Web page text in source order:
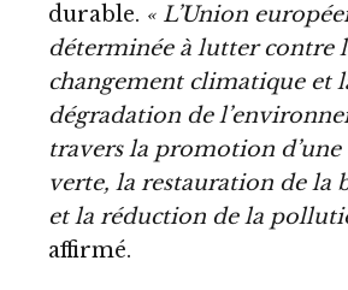
durable. « L’Union
déterminée à lutter contre
changement climatique et
dégradation de
travers la promotion
verte, la restauration de la
et la réduction de la
affirmé.